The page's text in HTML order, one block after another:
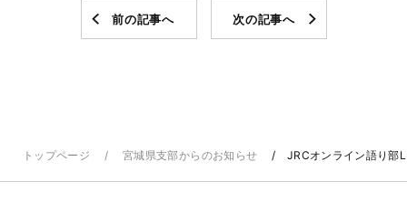
前の記事へ 次の記事へ
トップページ 宮城県支部からのお知らせ JRCオンライン語り部